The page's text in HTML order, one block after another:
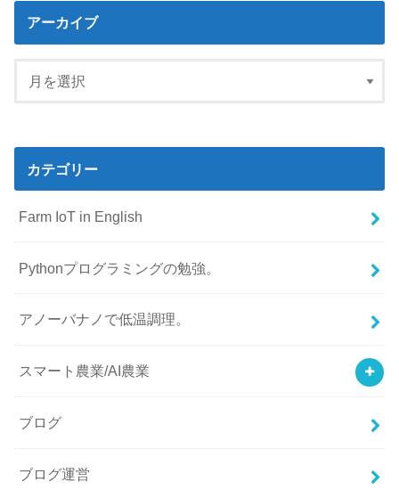
アーカイブ
カテゴリー
Farm IoT in English
Pythonプログラミングの勉強。
アノーバナノで低温調理。
スマート農業/AI農業
ブログ
ブログ運営